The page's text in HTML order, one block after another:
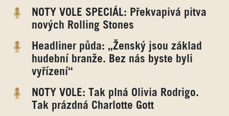
NOTY VOLE SPECIÁL: Překvapivá pitva
nových Rolling Stones
Headliner půda: „Ženský jsou základ
hudební branže. Bez nás byste byli
vyřízení“
NOTY VOLE: Tak plná Olivia Rodrigo.
Tak prázdná Charlotte Gott